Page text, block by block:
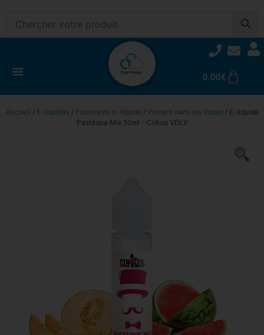
0.00€
Accueil / E-liquides/ Fabricants e-liquide / Vincent dans les Vapes/ E-liquide
Pastèque Mix 50ml – Cirkus VDLV